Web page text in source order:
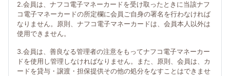
2.会員は、ナフコ電子マネーカードを受け取ったときに当該ナフ
コ電子マネーカードの所定欄に会員ご自身の署名を行わなければ
なりません。原則、ナフコ電子マネーカードは、会員本人以外は
使用できません。
3.会員は、善良なる管理者の注意をもってナフコ電子マネーカー
ドを使用し管理しなければなりません。また、原則、会員は、カ
ードを貸与・譲渡・担保提供その他の処分をなすことはできませ